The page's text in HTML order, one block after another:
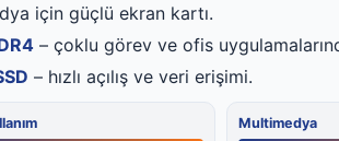
için güçlü ekran kartı.
– çoklu görev ve ofis
– hızlı açılış ve veri erişimi.
Multimedya